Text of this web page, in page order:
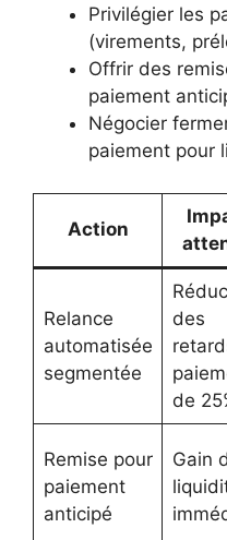
Privilégier les
(virements,
Offrir des
paiement
Négocier
paiement pour
Action
Relance
automatisée
segmentée
des
de
Remise pour
paiement
anticipé
Gain